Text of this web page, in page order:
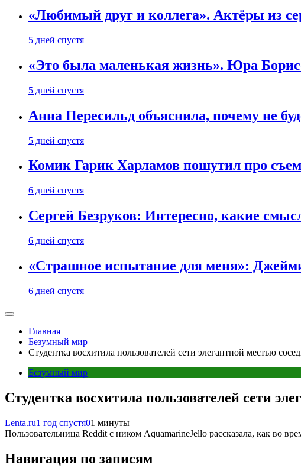
«Любимый друг и коллега». Актёры из
5 дней спустя
«Это была маленькая жизнь». Юра
5 дней спустя
Анна Пересильд объяснила, почему не
5 дней спустя
Комик Гарик Харламов пошутил про
6 дней спустя
Сергей Безруков: Интересно, какие
6 дней спустя
«Страшное испытание для меня»:
6 дней спустя
Главная
Безумный мир
Студентка восхитила пользователей сети элегантной местью
Безумный мир
Студентка восхитила пользователей сети
Lenta.ru1 год спустя01 минуты
Пользовательница Reddit с ником AquamarineJello рассказала, как во
Навигация по записям